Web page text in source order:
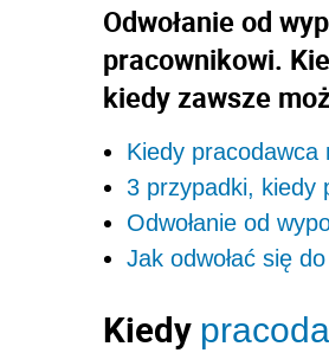
Odwołanie od
pracownikowi.
kiedy zawsze
Kiedy pracodawca
3 przypadki, kiedy
Odwołanie od
Jak odwołać się
Kiedy